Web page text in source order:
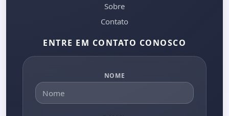
Sobre
Contato
ENTRE EM CONTATO CONOSCO
NOME